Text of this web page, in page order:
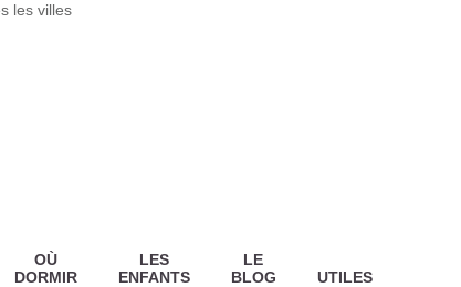
OÙ
DORMIR
LES
ENFANTS
LE
BLOG
UTILES